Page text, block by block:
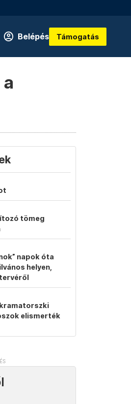
Belépés Támogatás
tömeg
napok óta
helyen,
kramatorszki
elismerték